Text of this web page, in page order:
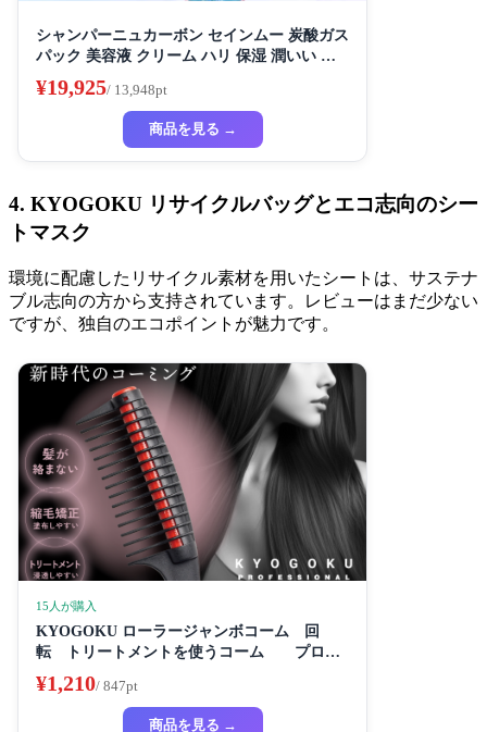
シャンパーニュカーボン セインムー 炭酸ガス
パック 美容液 クリーム ハリ 保湿 潤いい リ
¥19,925/ 13,948pt
商品を見る →
4. KYOGOKU リサイクルバッグとエコ志向のシー
トマスク
環境に配慮したリサイクル素材を用いたシートは、サステナ
ブル志向の方から支持されています。レビューはまだ少ない
ですが、独自のエコポイントが魅力です。
15人が購入
KYOGOKU ローラージャンボコーム 回
転 トリートメントを使うコーム プロ仕
様
¥1,210/ 847pt
商品を見る →